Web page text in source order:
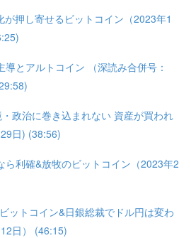
押し寄せるビットコイン（2023年1
とアルトコイン （深読み合併号：
政治に巻き込まれない 資産が買われ
日) (38:56)
利確&放牧のビットコイン（2023年2
ットコイン&日銀総裁でドル円は変わ
日） (46:15)